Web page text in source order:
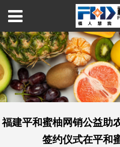
福建平和蜜柚网销公益助
签约仪式在平和